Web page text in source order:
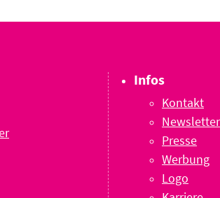
Infos
Kontakt
Newsletter
Presse
Werbung
Logo